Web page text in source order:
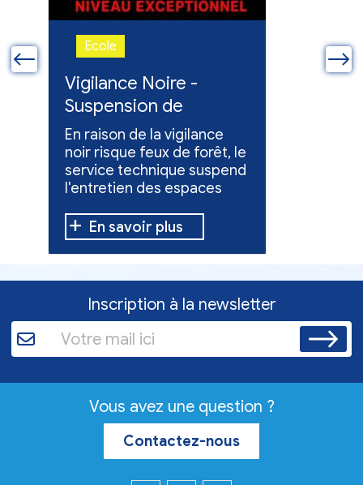
Ecole
Vigilance Noire -
Suspension de
l'entretien des
espaces verts
En raison de la vigilance
noir risque feux de forêt, le
service technique suspend
l'entretien des espaces
En savoir plus
Ecole
Feux
Inscription à la newsletter
Vous avez une question ?
Contactez-nous